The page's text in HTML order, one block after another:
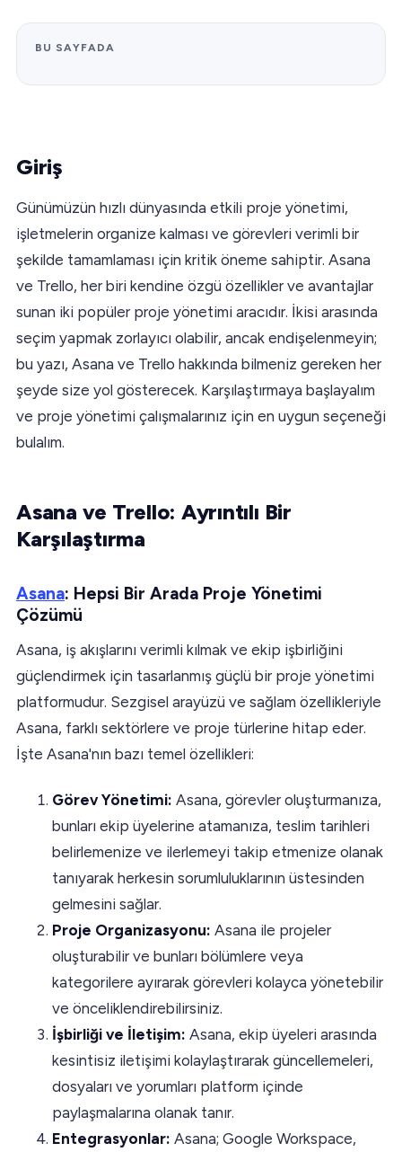
BU SAYFADA
Giriş
Günümüzün hızlı dünyasında etkili proje yönetimi,
işletmelerin organize kalması ve görevleri verimli bir
şekilde tamamlaması için kritik öneme sahiptir. Asana
ve Trello, her biri kendine özgü özellikler ve avantajlar
sunan iki popüler proje yönetimi aracıdır. İkisi arasında
seçim yapmak zorlayıcı olabilir, ancak endişelenmeyin;
bu yazı, Asana ve Trello hakkında bilmeniz gereken her
şeyde size yol gösterecek. Karşılaştırmaya başlayalım
ve proje yönetimi çalışmalarınız için en uygun seçeneği
bulalım.
Asana ve Trello: Ayrıntılı Bir
Karşılaştırma
Asana: Hepsi Bir Arada Proje Yönetimi
Çözümü
Asana, iş akışlarını verimli kılmak ve ekip işbirliğini
güçlendirmek için tasarlanmış güçlü bir proje yönetimi
platformudur. Sezgisel arayüzü ve sağlam özellikleriyle
Asana, farklı sektörlere ve proje türlerine hitap eder.
İşte Asana'nın bazı temel özellikleri:
Görev Yönetimi: Asana, görevler oluşturmanıza,
bunları ekip üyelerine atamanıza, teslim tarihleri
belirlemenize ve ilerlemeyi takip etmenize olanak
tanıyarak herkesin sorumluluklarının üstesinden
gelmesini sağlar.
Proje Organizasyonu: Asana ile projeler
oluşturabilir ve bunları bölümlere veya
kategorilere ayırarak görevleri kolayca yönetebilir
ve önceliklendirebilirsiniz.
İşbirliği ve İletişim: Asana, ekip üyeleri arasında
kesintisiz iletişimi kolaylaştırarak güncellemeleri,
dosyaları ve yorumları platform içinde
paylaşmalarına olanak tanır.
Entegrasyonlar: Asana; Google Workspace,